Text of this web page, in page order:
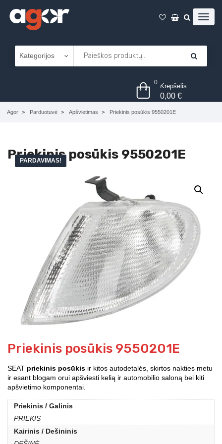
0 Krepšelis
0,00€
Agor Parduotuvė Apšvietimas Priekinis posūkis 9550201E
Priekinis posūkis 9550201E
PARDAVIMAS!
Priekinis posūkis 9550201E
SEAT priekinis posūkis ir kitos autodetalės, skirtos nakties metu
ir esant blogam orui apšviesti kelią ir automobilio saloną bei kiti
apšvietimo komponentai.
Priekinis / Galinis
PRIEKIS
Kairinis / Dešininis